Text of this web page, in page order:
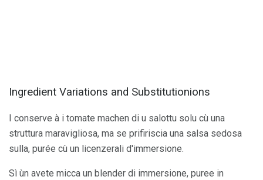
Ingredient Variations and Substitutionions
I conserve à i tomate machen di u salottu solu cù una
struttura maravigliosa, ma se prifiriscia una salsa sedosa
sulla, purée cù un licenzerali d'immersione.
Sì ùn avete micca un blender di immersione, puree in